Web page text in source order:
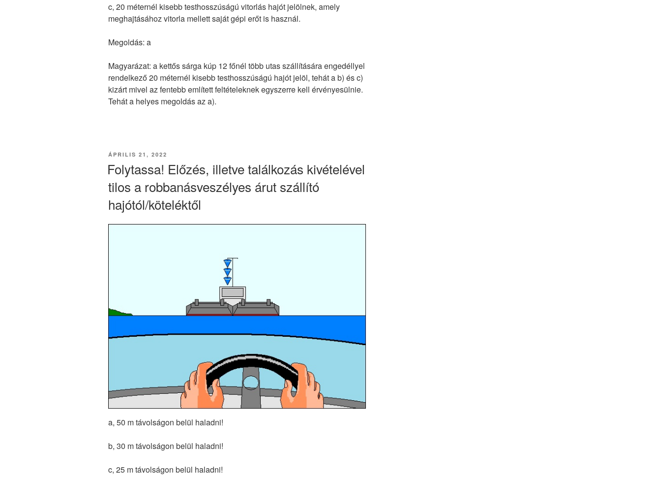
c, 20 méternél kisebb testhosszúságú vitorlás hajót jelölnek, amely
meghajtásához vitorla mellett saját gépi erőt is használ.
Megoldás: a
Magyarázat: a kettős sárga kúp 12 főnél több utas szállítására engedéllyel
rendelkező 20 méternél kisebb testhosszúságú hajót jelöl, tehát a b) és c)
kizárt mivel az fentebb említett feltételeknek egyszerre kell érvényesülnie.
Tehát a helyes megoldás az a).
BEKÜLDVE:
ÁPRILIS 21, 2022
Folytassa! Előzés, illetve találkozás kivételével
tilos a robbanásveszélyes árut szállító
hajótól/köteléktől
a, 50 m távolságon belül haladni!
b, 30 m távolságon belül haladni!
c, 25 m távolságon belül haladni!